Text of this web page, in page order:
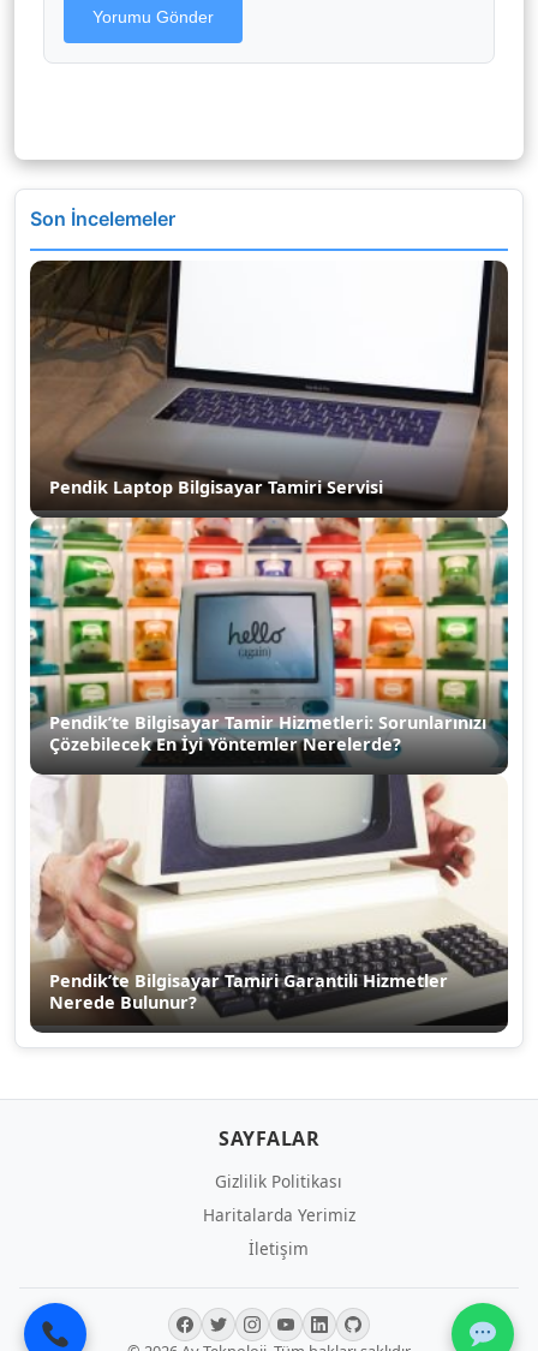
Yorumu Gönder
Son İncelemeler
Pendik Laptop Bilgisayar Tamiri Servisi
Pendik’te Bilgisayar Tamir Hizmetleri: Sorunlarınızı
Çözebilecek En İyi Yöntemler Nerelerde?
Pendik’te Bilgisayar Tamiri Garantili Hizmetler
Nerede Bulunur?
SAYFALAR
Gizlilik Politikası
Haritalarda Yerimiz
İletişim